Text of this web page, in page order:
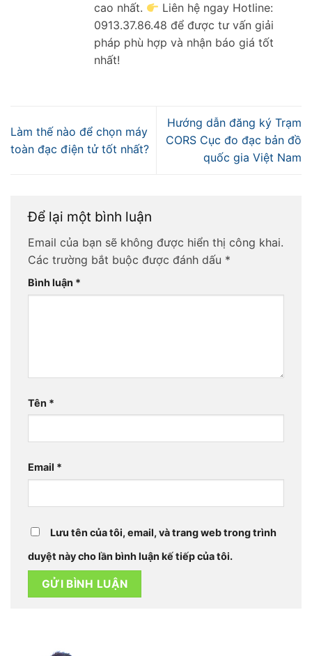
cao nhất.
Liên hệ ngay Hotline:
0913.37.86.48 để được tư vấn giải
pháp phù hợp và nhận báo giá tốt
nhất!
Làm thế nào để chọn máy
toàn đạc điện tử tốt nhất?
Hướng dẫn đăng ký Trạm
CORS Cục đo đạc bản đồ
quốc gia Việt Nam
Để lại một bình luận
Email của bạn sẽ không được hiển thị công khai.
Các trường bắt buộc được đánh dấu *
Bình luận *
Tên *
Email *
Lưu tên của tôi, email, và trang web trong trình
duyệt này cho lần bình luận kế tiếp của tôi.